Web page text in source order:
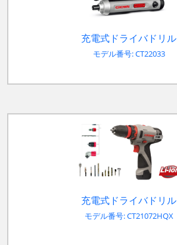
充電式ドライバドリル
モデル番号: CT22033
充電式ドライバドリル
モデル番号: CT21072HQX